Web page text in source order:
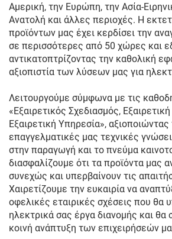
Αμερική, την Ευρώπη, την Ασία-
Ανατολή και άλλες περιοχές. Η
προϊόντων μας έχει κερδίσει την
σε περισσότερες από 50 χώρες και
αντικατοπτρίζοντας την καθολική
αξιοπιστία των λύσεων μας για
Λειτουργούμε σύμφωνα με τις
«Εξαιρετικός Σχεδιασμός,
Εξαιρετική Υπηρεσία», αξιοποιώντας
επαγγελματικές μας τεχνικές
στην παραγωγή και το πνεύμα
διασφαλίζουμε ότι τα προϊόντα μας
συνεχώς και υπερβαίνουν τις
Χαιρετίζουμε την ευκαιρία να
οφελικές εταιρικές σχέσεις που θα
ηλεκτρικά σας έργα διανομής και θα
κοινή ανάπτυξη των επιχειρήσεών